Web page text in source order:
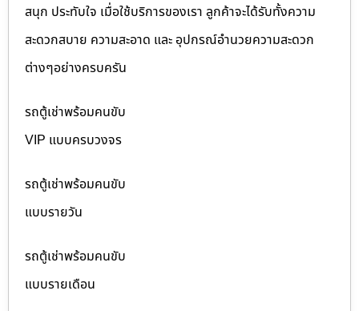
สนุก ประทับใจ เมื่อใช้บริการของเรา ลูกค้าจะได้รับทั้งความ
สะดวกสบาย ความสะอาด และ อุปกรณ์อำนวยความสะดวก
ต่างๆอย่างครบครัน
รถตู้เช่าพร้อมคนขับ
VIP แบบครบวงจร
รถตู้เช่าพร้อมคนขับ
แบบรายวัน
รถตู้เช่าพร้อมคนขับ
แบบรายเดือน